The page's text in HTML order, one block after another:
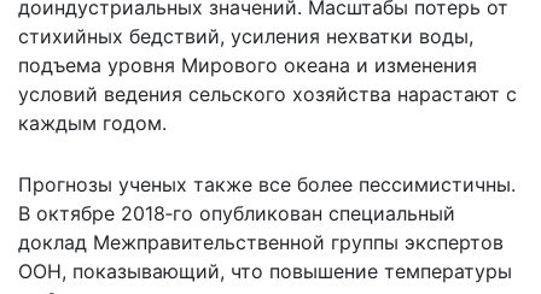
доиндустриальных значений. Масштабы потерь от
стихийных бедствий, усиления нехватки воды,
подъема уровня Мирового океана и изменения
условий ведения сельского хозяйства нарастают с
каждым годом.
Прогнозы ученых также все более пессимистичны.
В октябре 2018‑го опубликован специальный
доклад Межправительственной группы экспертов
ООН, показывающий, что повышение температуры